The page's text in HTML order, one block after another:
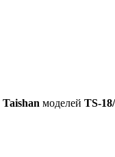
Taishan моделей TS-